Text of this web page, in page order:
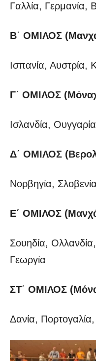
Γαλλία, Γερμανία,
Β΄ ΟΜΙΛΟΣ
Ισπανία, Αυστρία,
Γ΄ ΟΜΙΛΟΣ
Ισλανδία,
Δ΄ ΟΜΙΛΟΣ
Νορβηγία,
Ε΄ ΟΜΙΛΟΣ
Σουηδία,
Γεωργία
ΣΤ΄ ΟΜΙΛΟΣ
Δανία, Πορτογαλία,